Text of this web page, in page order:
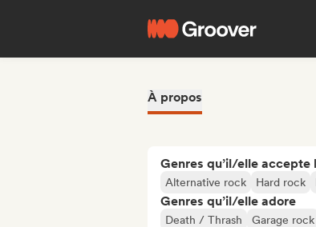
À propos
Genres qu’il/elle accepte
Alternative rock Hard rock
Genres qu’il/elle adore
Death / Thrash Garage rock